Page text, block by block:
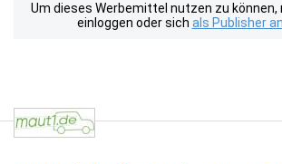
Um dieses Werbemittel nutzen zu können,
einloggen oder sich als Publisher